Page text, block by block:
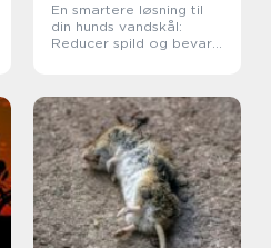
En smartere løsning til
din hunds vandskål:
Reducer spild og bevar